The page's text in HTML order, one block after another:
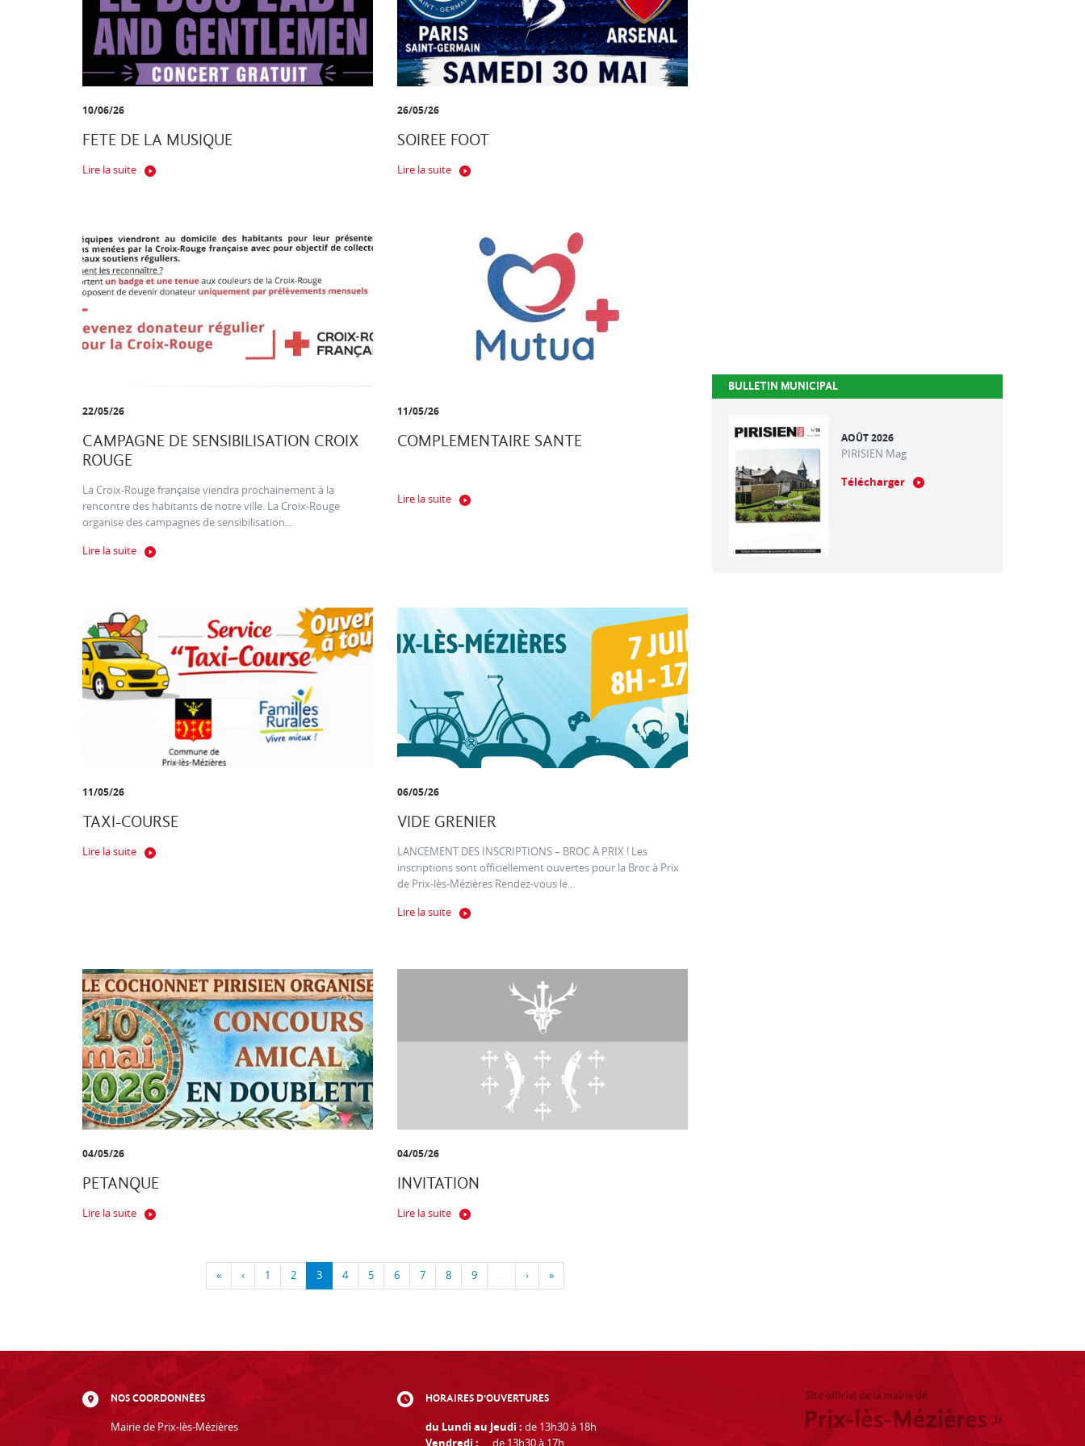
10/06/26
FETE DE LA MUSIQUE
Lire la suite
26/05/26
SOIREE FOOT
Lire la suite
22/05/26
CAMPAGNE DE SENSIBILISATION CROIX
ROUGE
La Croix-Rouge française viendra prochainement à la
rencontre des habitants de notre ville. La Croix-Rouge
organise des campagnes de sensibilisation...
Lire la suite
11/05/26
COMPLEMENTAIRE SANTE
Lire la suite
11/05/26
TAXI-COURSE
Lire la suite
06/05/26
VIDE GRENIER
LANCEMENT DES INSCRIPTIONS – BROC À PRIX ! Les
inscriptions sont officiellement ouvertes pour la Broc à Prix
de Prix-lès-Mézières Rendez-vous le...
Lire la suite
04/05/26
PETANQUE
Lire la suite
04/05/26
INVITATION
Lire la suite
« ‹ 1 2 3 4 5 6 7 8 9 … › »
BULLETIN MUNICIPAL
AOÛT 2026
PIRISIEN Mag
Télécharger
NOS COORDONNÉES
Mairie de Prix-lès-Mézières
HORAIRES D'OUVERTURES
du Lundi au Jeudi : de 13h30 à 18h
Vendredi :
de 13h30 à 17h